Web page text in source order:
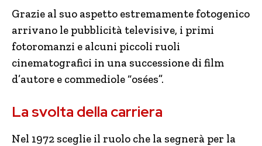
Grazie al suo aspetto estremamente fotogenico
arrivano le pubblicità televisive, i primi
fotoromanzi e alcuni piccoli ruoli
cinematografici in una successione di film
d’autore e commediole “osées”.
La svolta della carriera
Nel 1972 sceglie il ruolo che la segnerà per la